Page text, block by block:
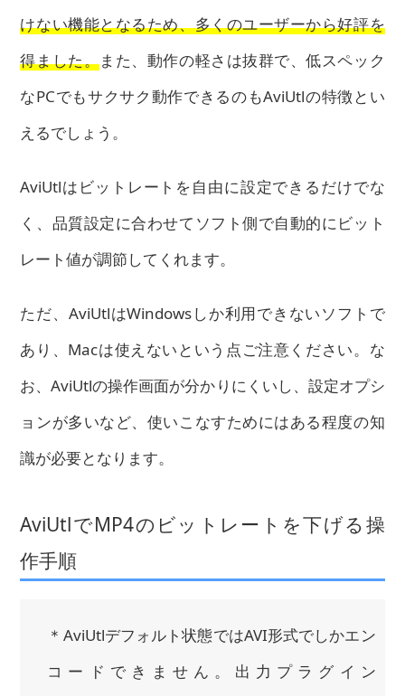
けない機能となるため、多くのユーザーから好評を
得ました。また、動作の軽さは抜群で、低スペック
なPCでもサクサク動作できるのもAviUtlの特徴とい
えるでしょう。
AviUtlはビットレートを自由に設定できるだけでな
く、品質設定に合わせてソフト側で自動的にビット
レート値が調節してくれます。
ただ、AviUtlはWindowsしか利用できないソフトで
あり、Macは使えないという点ご注意ください。な
お、AviUtlの操作画面が分かりにくいし、設定オプシ
ョンが多いなど、使いこなすためにはある程度の知
識が必要となります。
AviUtlでMP4のビットレートを下げる操
作手順
＊AviUtlデフォルト状態ではAVI形式でしかエン
コードできません。出力プラグイン